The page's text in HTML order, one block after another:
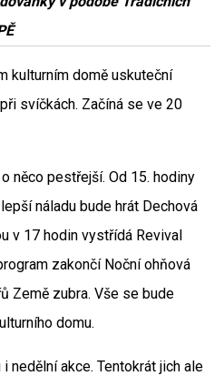
kulturním domě uskuteční
svíčkách. Začíná se ve 20
něco pestřejší. Od 15. hodiny
náladu bude hrát Dechová
v 17 hodin vystřídá Revival
zakončí Noční ohňová
Země zubra. Vše se bude
domu.
nedělní akce. Tentokrát jich ale